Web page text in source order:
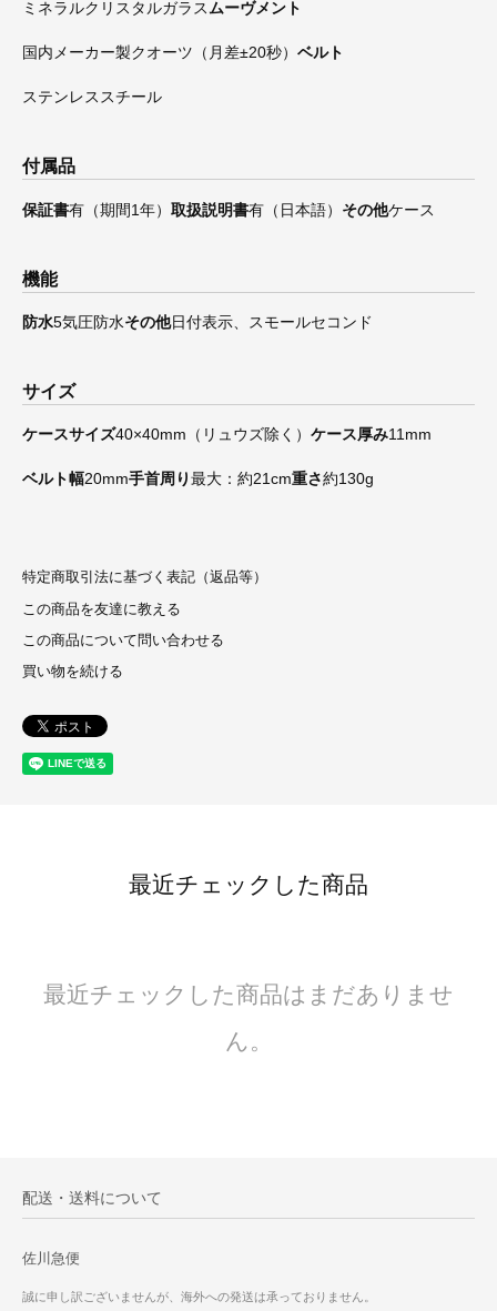
ミネラルクリスタルガラスムーヴメント
国内メーカー製クオーツ（月差±20秒） ベルト
ステンレススチール
付属品
保証書有（期間1年） 取扱説明書有（日本語） その他ケース
機能
防水5気圧防水その他日付表示、スモールセコンド
サイズ
ケースサイズ40×40mm（リュウズ除く） ケース厚み11mm
ベルト幅20mm手首周り最大：約21cm重さ約130g
特定商取引法に基づく表記（返品等）
この商品を友達に教える
この商品について問い合わせる
買い物を続ける
最近チェックした商品
最近チェックした商品はまだありませ
ん。
配送・送料について
佐川急便
誠に申し訳ございませんが、海外への発送は承っておりません。